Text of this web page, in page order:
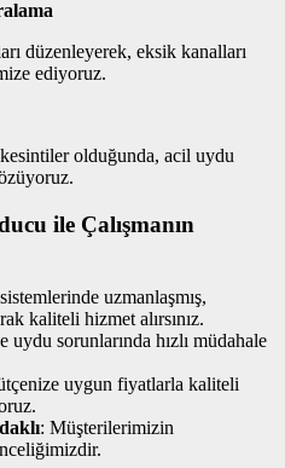
düzenleyerek, eksik kanalları
ediyoruz.
kesintiler olduğunda, acil uydu
ile Çalışmanın
uzmanlaşmış,
kaliteli hizmet alırsınız.
uydu sorunlarında hızlı müdahale
uygun fiyatlarla kaliteli
: Müşterilerimizin